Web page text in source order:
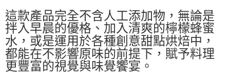
這款產品完全不含人工添加物，無論是
拌入早晨的優格、加入清爽的檸檬蜂蜜
水，或是運用於各種創意甜點烘焙中，
都能在不影響原味的前提下，賦予料理
更豐富的視覺與味覺饗宴。